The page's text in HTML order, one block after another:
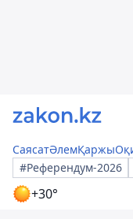
СаясатӘлемҚаржы
#Референдум-2026
+30°